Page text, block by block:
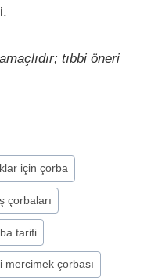
tıbbi öneri
için çorba
çorbaları
tarifi
mercimek çorbası